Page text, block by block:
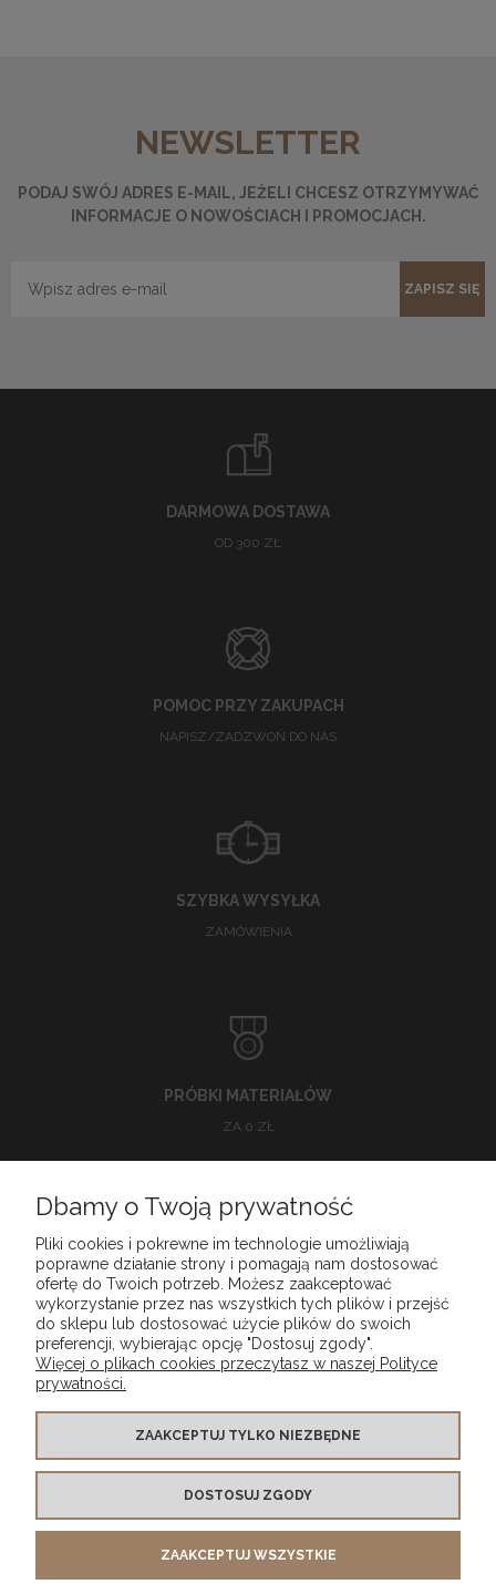
NEWSLETTER
PODAJ SWÓJ ADRES E-MAIL, JEŻELI CHCESZ OTRZYMYWAĆ
INFORMACJE O NOWOŚCIACH I PROMOCJACH.
ZAPISZ SIĘ
DARMOWA DOSTAWA
OD 300 ZŁ
POMOC PRZY ZAKUPACH
NAPISZ/ZADZWOŃ DO NAS
SZYBKA WYSYŁKA
ZAMÓWIENIA
PRÓBKI MATERIAŁÓW
ZA 0 ZŁ
O NAS
POMOC
MOJE KONTO
PŁATNOŚCI I DOSTAWA
info@tkaninowyoutlet.pl|604 896 420| NIP: 8943045500 | REGON:
Dbamy o Twoją prywatność
Pliki cookies i pokrewne im technologie umożliwiają
poprawne działanie strony i pomagają nam dostosować
ofertę do Twoich potrzeb. Możesz zaakceptować
wykorzystanie przez nas wszystkich tych plików i przejść
do sklepu lub dostosować użycie plików do swoich
preferencji, wybierając opcję "Dostosuj zgody".
Więcej o plikach cookies przeczytasz w naszej Polityce
prywatności.
ZAAKCEPTUJ TYLKO NIEZBĘDNE
DOSTOSUJ ZGODY
ZAAKCEPTUJ WSZYSTKIE